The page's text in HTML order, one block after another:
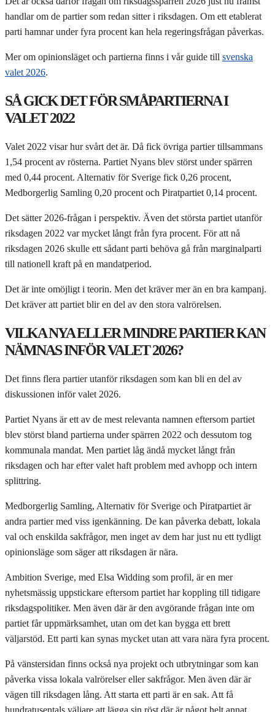
handlar om de partier som redan sitter i riksdagen. Om ett etablerat
parti hamnar under fyra procent kan hela regeringsfrågan påverkas.
Mer om opinionsläget och partierna finns i vår guide till svenska
valet 2026.
SÅ GICK DET FÖR SMÅPARTIERNA I
VALET 2022
Valet 2022 visar hur svårt det är. Då fick övriga partier tillsammans
1,54 procent av rösterna. Partiet Nyans blev störst under spärren
med 0,44 procent. Alternativ för Sverige fick 0,26 procent,
Medborgerlig Samling 0,20 procent och Piratpartiet 0,14 procent.
Det sätter 2026-frågan i perspektiv. Även det största partiet utanför
riksdagen 2022 var mycket långt från fyra procent. För att nå
riksdagen 2026 skulle ett sådant parti behöva gå från marginalparti
till nationell kraft på en mandatperiod.
Det är inte omöjligt i teorin. Men det kräver mer än en bra kampanj.
Det kräver att partiet blir en del av den stora valrörelsen.
VILKA NYA ELLER MINDRE PARTIER KAN
NÄMNAS INFÖR VALET 2026?
Det finns flera partier utanför riksdagen som kan bli en del av
diskussionen inför valet 2026.
Partiet Nyans är ett av de mest relevanta namnen eftersom partiet
blev störst bland partierna under spärren 2022 och dessutom tog
kommunala mandat. Men partiet låg ändå mycket långt från
riksdagen och har efter valet haft problem med avhopp och intern
splittring.
Medborgerlig Samling, Alternativ för Sverige och Piratpartiet är
andra partier med viss igenkänning. De kan påverka debatt, lokala
val och enskilda sakfrågor, men inget av dem har just nu ett tydligt
opinionsläge som säger att riksdagen är nära.
Ambition Sverige, med Elsa Widding som profil, är en mer
nyhetsmässig uppstickare eftersom partiet har koppling till tidigare
riksdagspolitiker. Men även där är den avgörande frågan inte om
partiet får uppmärksamhet, utan om det kan bygga ett brett
väljarstöd. Ett parti kan synas mycket utan att vara nära fyra procent.
På vänstersidan finns också nya projekt och utbrytningar som kan
påverka vissa lokala valrörelser eller sakfrågor. Men även där är
vägen till riksdagen lång. Att starta ett parti är en sak. Att få
hundratusentals väljare att lägga sin röst där är något helt annat.